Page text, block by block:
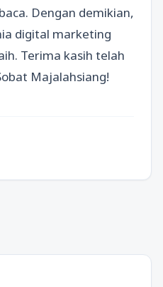
Dengan demikian,
digital marketing
Terima kasih telah
Majalahsiang!